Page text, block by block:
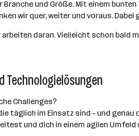
und Größe. Mit einem
wir quer, weiter und voraus.
arbeiten daran. Vielleicht schon bald
Technologielösungen
Challenges?
täglich im Einsatz sind - und
und dich in einem agilen